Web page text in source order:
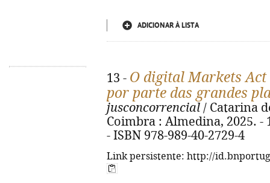
ADICIONAR À LISTA
13 - O digital Markets Act
por parte das grandes
jusconcorrencial / Catarina
Coimbra : Almedina, 2025. -
- ISBN 978-989-40-2729-4
Link persistente: http://